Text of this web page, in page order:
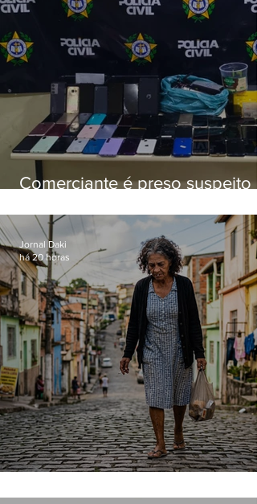
Comerciante é preso suspeito
loja
Jornal Daki
há 20 horas